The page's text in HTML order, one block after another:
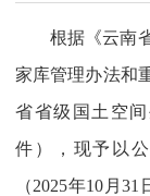
根据《云南
家库管理办法和
省省级国土空
件），现予以
（2025年10月